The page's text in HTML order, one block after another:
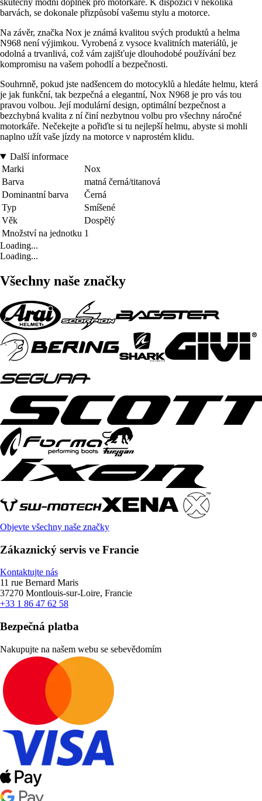
skutečný módní doplněk pro motorkáře. K dispozici v několika
barvách, se dokonale přizpůsobí vašemu stylu a motorce.
Na závěr, značka Nox je známá kvalitou svých produktů a helma
N968 není výjimkou. Vyrobená z vysoce kvalitních materiálů, je
odolná a trvanlivá, což vám zajišťuje dlouhodobé používání bez
kompromisu na vašem pohodlí a bezpečnosti.
Souhrnně, pokud jste nadšencem do motocyklů a hledáte helmu, která
je jak funkční, tak bezpečná a elegantní, Nox N968 je pro vás tou
pravou volbou. Její modulární design, optimální bezpečnost a
bezchybná kvalita z ní činí nezbytnou volbu pro všechny náročné
motorkáře. Nečekejte a pořiďte si tu nejlepší helmu, abyste si mohli
naplno užít vaše jízdy na motorce v naprostém klidu.
Další informace
Marki
Nox
Barva
matná černá/titanová
Dominantní barva
Černá
Typ
Smíšené
Věk
Dospělý
Množství na jednotku 1
Loading...
Loading...
Všechny naše značky
Objevte všechny naše značky
Zákaznický servis ve Francie
Kontaktujte nás
11 rue Bernard Maris
37270 Montlouis-sur-Loire, Francie
+33 1 86 47 62 58
Bezpečná platba
Nakupujte na našem webu se sebevědomím